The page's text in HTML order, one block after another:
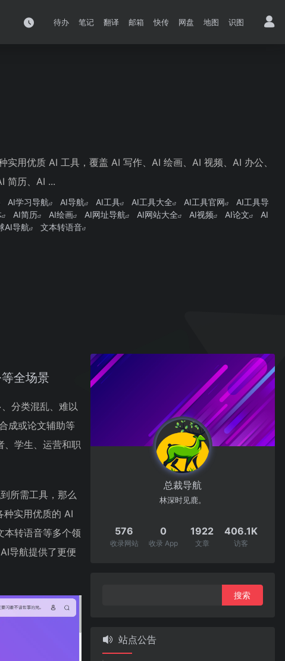
待办 笔记 翻译 邮箱 快传 网盘 地图 识图
用优质 AI 工具，覆盖 AI 写作、AI 绘画、AI 视频、AI 办公、
简历、AI ...
AI学习导航 AI导航 AI工具 AI工具大全 AI工具官网
AI工具导
AI简历 AI绘画 AI网址导航 AI网站大全 AI视频 AI论文
AI
AI导航
文本转语音
全场景
分类混乱、难以
成或论文辅助等
、学生、运营和职
所需工具，那么
种实用优质的 AI
本转语音等多个领
导航提供了更便
总裁导航
林深时见鹿。
576
收录网站
0
收录 App
1922
文章
406.1K
访客
站点公告